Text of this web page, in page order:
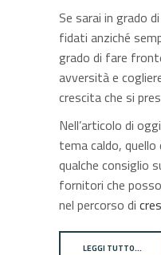
Se sarai in grado
fidati anziché
grado di fare
avversità e
crescita che si
Nell’articolo di
tema caldo,
qualche consiglio
fornitori che
nel percorso di
LEGGI TUTTO…